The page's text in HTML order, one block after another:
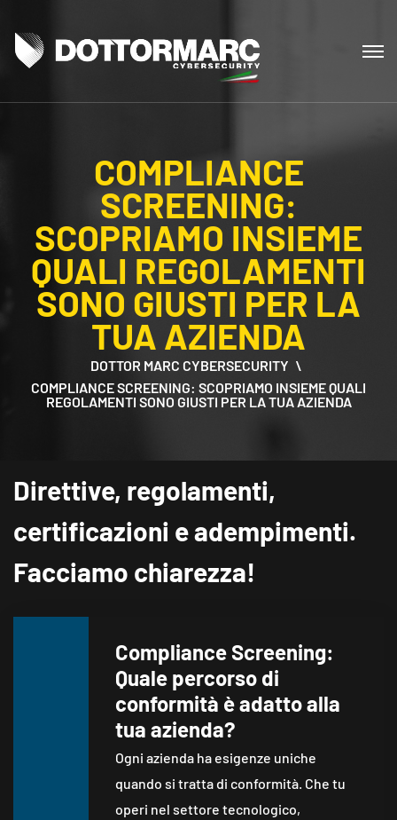
COMPLIANCE
SCREENING:
SCOPRIAMO INSIEME
QUALI REGOLAMENTI
SONO GIUSTI PER LA
TUA AZIENDA
DOTTOR MARC CYBERSECURITY
COMPLIANCE SCREENING: SCOPRIAMO INSIEME QUALI
REGOLAMENTI SONO GIUSTI PER LA TUA AZIENDA
Direttive, regolamenti,
certificazioni e adempimenti.
Facciamo chiarezza!
Compliance Screening:
Quale percorso di
conformità è adatto alla
tua azienda?
Ogni azienda ha esigenze uniche
quando si tratta di conformità. Che tu
operi nel settore tecnologico,